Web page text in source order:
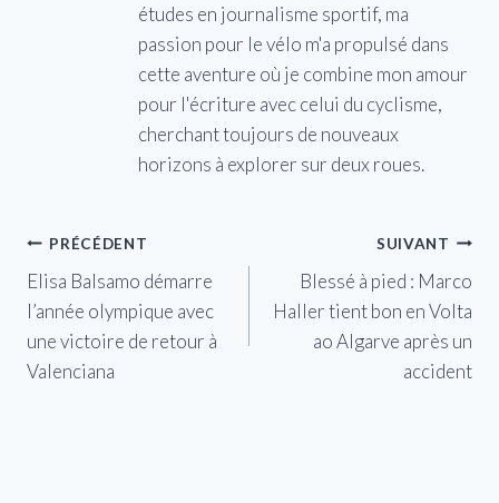
études en journalisme sportif, ma
passion pour le vélo m'a propulsé dans
cette aventure où je combine mon amour
pour l'écriture avec celui du cyclisme,
cherchant toujours de nouveaux
horizons à explorer sur deux roues.
Navigation
de
l’article
PRÉCÉDENT
Elisa Balsamo démarre
l’année olympique avec
une victoire de retour à
Valenciana
SUIVANT
Blessé à pied : Marco
Haller tient bon en Volta
ao Algarve après un
accident